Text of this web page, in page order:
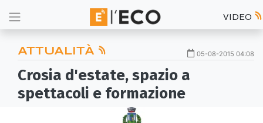
VIDEO
ATTUALITÀ 05-08-2015 04:08
Crosia d'estate, spazio a
spettacoli e formazione